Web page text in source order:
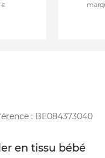
€
: BE084373040
en tissu bébé